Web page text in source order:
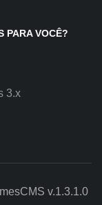
PARA VOCÊ?
3.x
v.1.3.1.0